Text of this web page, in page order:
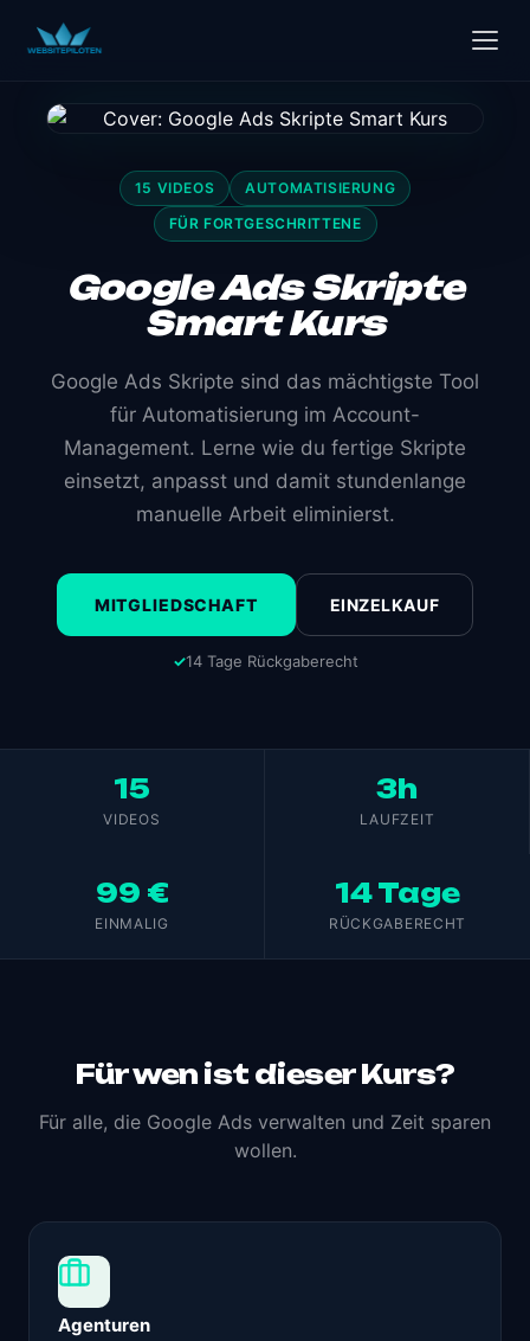
15 VIDEOS
AUTOMATISIERUNG
FÜR FORTGESCHRITTENE
Google Ads Skripte
Smart Kurs
Google Ads Skripte sind das mächtigste Tool
für Automatisierung im Account-
Management. Lerne wie du fertige Skripte
einsetzt, anpasst und damit stundenlange
manuelle Arbeit eliminierst.
MITGLIEDSCHAFT EINZELKAUF
14 Tage Rückgaberecht
15
VIDEOS
3h
LAUFZEIT
99 €
EINMALIG
14 Tage
RÜCKGABERECHT
Für wen ist dieser Kurs?
Für alle, die Google Ads verwalten und Zeit sparen
wollen.
Agenturen